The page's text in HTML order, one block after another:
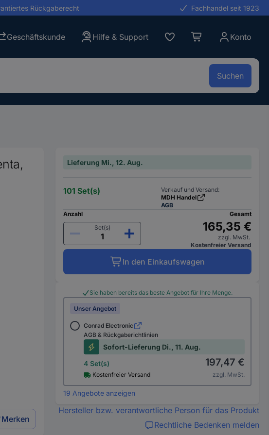
Rückgaberecht Fachhandel seit 1923
Geschäftskunde Hilfe & Support Konto
Suchen
Merken
Lieferung Mi., 12. Aug.
101 Set(s)
Verkauf und Versand:
MDH Handel
AGB
Anzahl
Set(s)
Gesamt
165,35 €
zzgl. MwSt.
Kostenfreier Versand
In den Einkaufswagen
Sie haben bereits das beste Angebot für Ihre Menge.
Unser Angebot
Conrad Electronic
AGB & Rückgaberichtlinien
Sofort-Lieferung Di., 11. Aug.
4 Set(s)
Kostenfreier Versand
197,47 €
zzgl. MwSt.
19 Angebote anzeigen
Hersteller bzw. verantwortliche Person für das Produkt
Rechtliche Bedenken melden